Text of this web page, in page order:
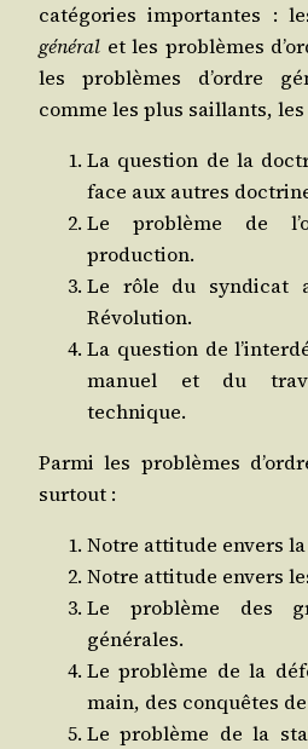
caté­go­ries impor­tantes :
géné­ral et les pro­blèmes
les pro­blèmes d’ordre
comme les plus saillants,
La ques­tion de la
face aux autres
Le pro­blème de
production.
Le rôle du syn­di­cat
Révolution.
La ques­tion de
manuel et du
technique.
Par­mi les pro­blèmes
surtout :
Notre atti­tude envers la
Notre atti­tude envers
Le pro­blème des
générales.
Le pro­blème de la
main, des conquêtes
Le pro­blème de la